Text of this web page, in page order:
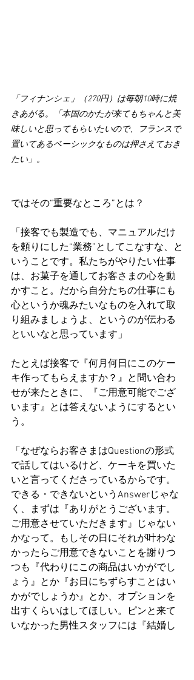
「フィナンシェ」（270円）は毎朝10時に焼
きあがる。「本国のかたが来てもちゃんと美
味しいと思ってもらいたいので、フランスで
置いてあるベーシックなものは押さえておき
たい」。
ではその“重要なところ”とは？
「接客でも製造でも、マニュアルだけ
を頼りにした“業務”としてこなすな、と
いうことです。私たちがやりたい仕事
は、お菓子を通してお客さまの心を動
かすこと。だから自分たちの仕事にも
心というか魂みたいなものを入れて取
り組みましょうよ、というのが伝わる
といいなと思っています」
たとえば接客で『何月何日にこのケー
キ作ってもらえますか？』と問い合わ
せが来たときに、『ご用意可能でござ
います』とは答えないようにするとい
う。
「なぜならお客さまはQuestionの形式
で話してはいるけど、ケーキを買いた
いと言ってくださっているからです。
できる・できないというAnswerじゃな
く、まずは『ありがとうございます。
ご用意させていただきます』じゃない
かなって。もしその日にそれが叶わな
かったらご用意できないことを謝りつ
つも『代わりにこの商品はいかがでし
ょう』とか『お日にちずらすことはい
かがでしょうか』とか、オプションを
出すくらいはしてほしい。ピンと来て
いなかった男性スタッフには『結婚し